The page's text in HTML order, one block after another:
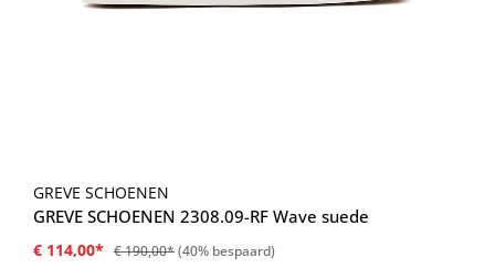
GREVE SCHOENEN
GREVE SCHOENEN 2308.09-RF Wave suede
€ 114,00* € 190,00*(40% bespaard)